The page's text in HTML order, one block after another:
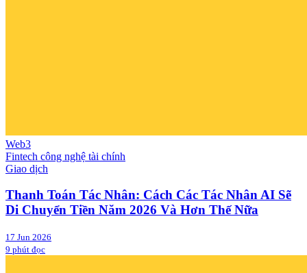
Web3
Fintech công nghệ tài chính
Giao dịch
Thanh Toán Tác Nhân: Cách Các Tác Nhân AI Sẽ
Di Chuyển Tiền Năm 2026 Và Hơn Thế Nữa
17 Jun 2026
9 phút đọc